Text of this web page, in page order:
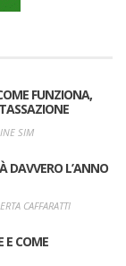
FUNZIONA,
SIM
DAVVERO L’ANNO
CAFFARATTI
E COME